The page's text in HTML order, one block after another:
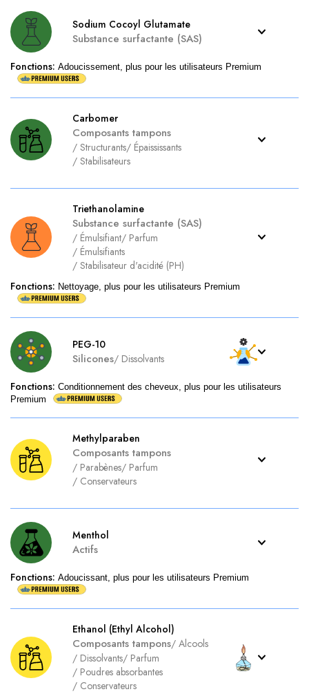
Sodium Cocoyl Glutamate
Substance surfactante (SAS)
Fonctions: Adoucissement, plus pour les utilisateurs Premium
Carbomer
Composants tampons
/ Structurants/ Épaississants
/ Stabilisateurs
Triethanolamine
Substance surfactante (SAS)
/ Émulsifiant/ Parfum
/ Émulsifiants
/ Stabilisateur d'acidité (PH)
Fonctions: Nettoyage, plus pour les utilisateurs Premium
PEG-10
Silicones/ Dissolvants
Fonctions: Conditionnement des cheveux, plus pour les utilisateurs
Premium
Methylparaben
Composants tampons
/ Parabènes/ Parfum
/ Conservateurs
Menthol
Actifs
Fonctions: Adoucissant, plus pour les utilisateurs Premium
Ethanol (Ethyl Alcohol)
Composants tampons/ Alcools
/ Dissolvants/ Parfum
/ Poudres absorbantes
/ Conservateurs